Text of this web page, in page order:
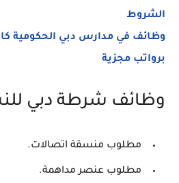
الشروط
وظائف في مدارس دبي الحكومية
برواتب مجزية
وظائف شرطة دبي
مطلوب منسقة اتصالات.
مطلوب عنصر مداهمة.